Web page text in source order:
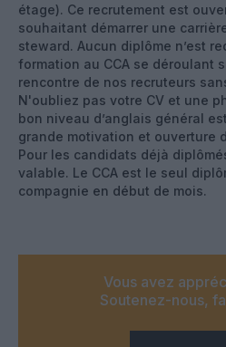
étage). Ce recrutement est
souhaitant démarrer une
steward. Aucun diplôme n’est
formation au CCA se déroulant
rencontre de nos recruteurs
N'oubliez pas votre CV et une
bon niveau d’anglais général
grande motivation et ouverture
Pour les candidats déjà
valable. Le CCA est le seul
compagnie en début de mois.
Vous avez
Soutenez-nous,